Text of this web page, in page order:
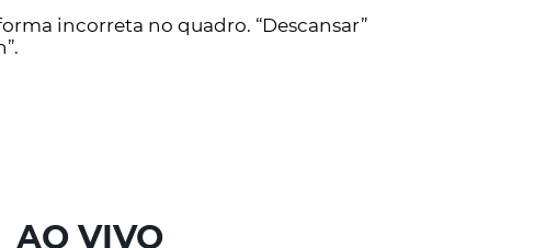
incorreta no quadro. “Descansar”
AO VIVO